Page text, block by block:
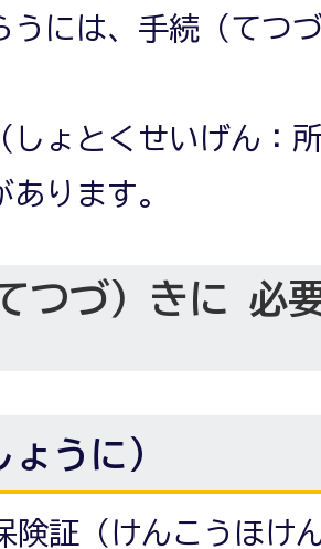
うには、手続（てつ
しょとくせいげん：
ります。
つづ）きに 必
うに）
険証（けんこうほけ